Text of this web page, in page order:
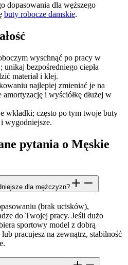
dopasowania dla węższego
buty robocze damskie.
wyschnąć po pracy w
bezpośredniego ciepła
materiał i klej.
najlepiej zmieniać je na
i wyściółkę dłużej w
wkładki; często po tym twoje buty
wygodniejsze.
pytania o Męskie
dla mężczyzn?
(brak ucisków),
do Twojej pracy. Jeśli dużo
sportowy model z dobrą
pracujesz na zewnątrz, stabilność